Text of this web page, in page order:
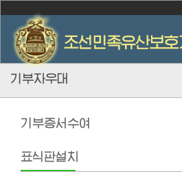
기부자우대
기부증서수여
표식판설치